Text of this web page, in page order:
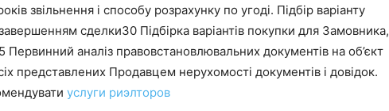
звільнення і способу розрахунку по угоді. Підбір варіанту
сделки30 Підбірка варіантів покупки для Замовника,
Первинний аналіз правовстановлювальних документів на об’єкт
представлених Продавцем нерухомості документів і довідок.
услуги риэлторов